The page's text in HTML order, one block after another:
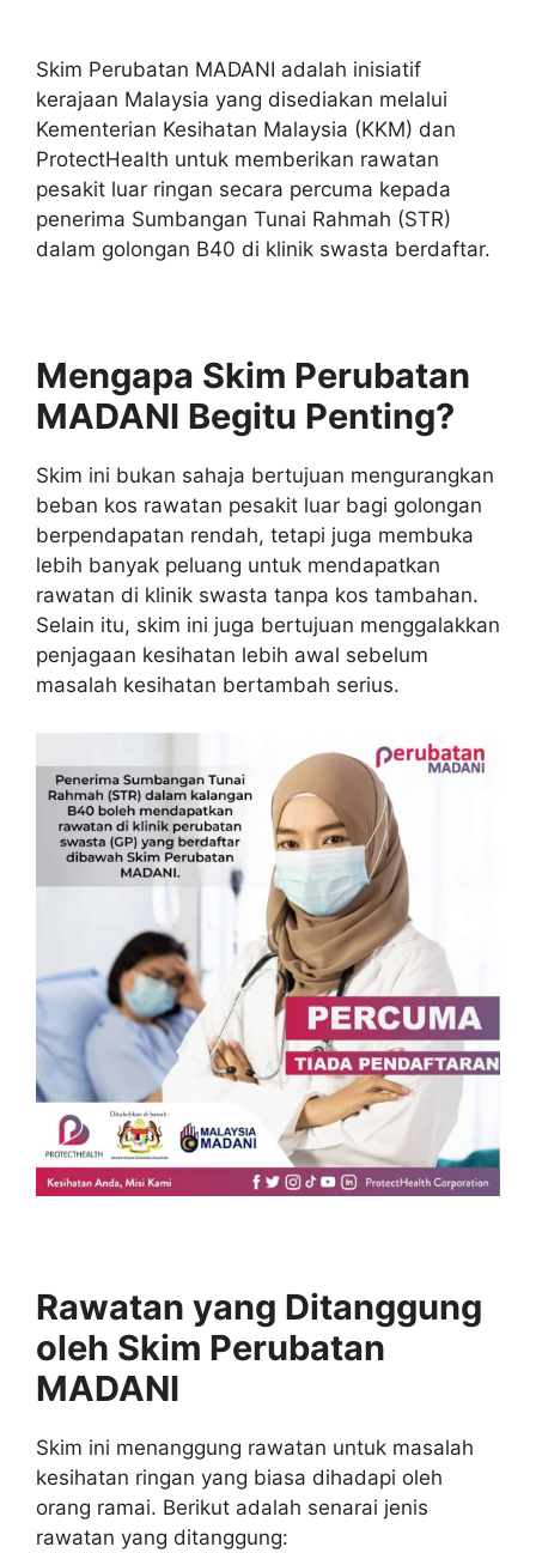
Skim Perubatan MADANI adalah inisiatif
kerajaan Malaysia yang disediakan melalui
Kementerian Kesihatan Malaysia (KKM) dan
ProtectHealth untuk memberikan rawatan
pesakit luar ringan secara percuma kepada
penerima Sumbangan Tunai Rahmah (STR)
dalam golongan B40 di klinik swasta berdaftar.
Mengapa Skim Perubatan
MADANI Begitu Penting?
Skim ini bukan sahaja bertujuan mengurangkan
beban kos rawatan pesakit luar bagi golongan
berpendapatan rendah, tetapi juga membuka
lebih banyak peluang untuk mendapatkan
rawatan di klinik swasta tanpa kos tambahan.
Selain itu, skim ini juga bertujuan menggalakkan
penjagaan kesihatan lebih awal sebelum
masalah kesihatan bertambah serius.
Rawatan yang Ditanggung
oleh Skim Perubatan
MADANI
Skim ini menanggung rawatan untuk masalah
kesihatan ringan yang biasa dihadapi oleh
orang ramai. Berikut adalah senarai jenis
rawatan yang ditanggung: